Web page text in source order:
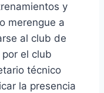
y
merengue a
al club de
el club
técnico
la presencia